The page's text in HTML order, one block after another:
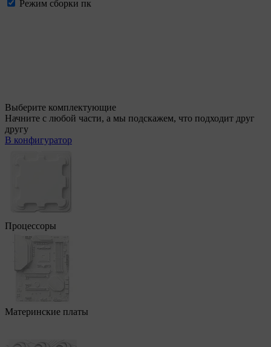
Режим сборки пк
Выберите комплектующие
Начните с любой части, а мы подскажем, что подходит друг
другу
В конфигуратор
Процессоры
Материнские платы